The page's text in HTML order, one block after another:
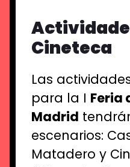
Cineteca
Las
para la I Feria
Madrid
escenarios:
Matadero y